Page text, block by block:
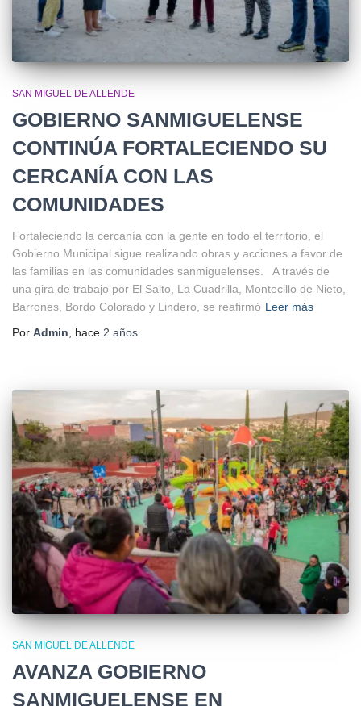
SAN MIGUEL DE ALLENDE
GOBIERNO SANMIGUELENSE
CONTINÚA FORTALECIENDO SU
CERCANÍA CON LAS
COMUNIDADES
Fortaleciendo la cercanía con la gente en todo el territorio, el
Gobierno Municipal sigue realizando obras y acciones a favor de
las familias en las comunidades sanmiguelenses. A través de
una gira de trabajo por El Salto, La Cuadrilla, Montecillo de Nieto,
Barrones, Bordo Colorado y Lindero, se reafirmó Leer más
Por Admin , hace 2 años
SAN MIGUEL DE ALLENDE
AVANZA GOBIERNO
SANMIGUELENSE EN